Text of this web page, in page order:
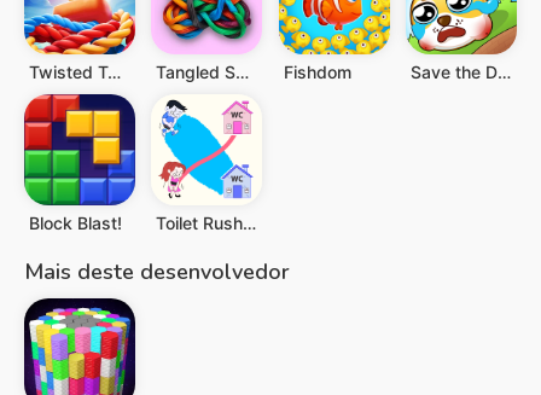
Twisted Tangle Tangled Snakes Fishdom Save the Doge
Block Blast! Toilet Rush Race: Draw Puzzle
Mais deste desenvolvedor